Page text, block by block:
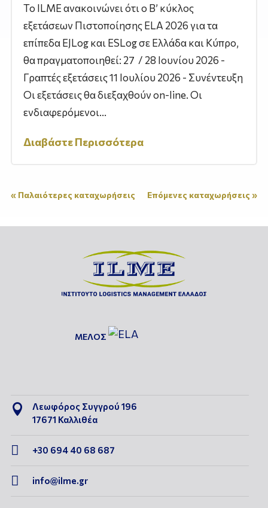
To ILME ανακοινώνει ότι ο Β’ κύκλος
εξετάσεων Πιστοποίησης ELA 2026 για τα
επίπεδα EJLog και ESLog σε Ελλάδα και Κύπρο,
θα πραγματοποιηθεί: 27 / 28 Ιουνίου 2026 -
Γραπτές εξετάσεις 11 Ιουλίου 2026 - Συνέντευξη
Οι εξετάσεις θα διεξαχθούν on-line. Οι
ενδιαφερόμενοι...
Διαβάστε Περισσότερα
« Παλαιότερες καταχωρήσεις Επόμενες καταχωρήσεις »
ΜΕΛΟΣ

Λεωφόρος Συγγρού 196
17671 Καλλιθέα
 +30 694 40 68 687
 info@ilme.gr